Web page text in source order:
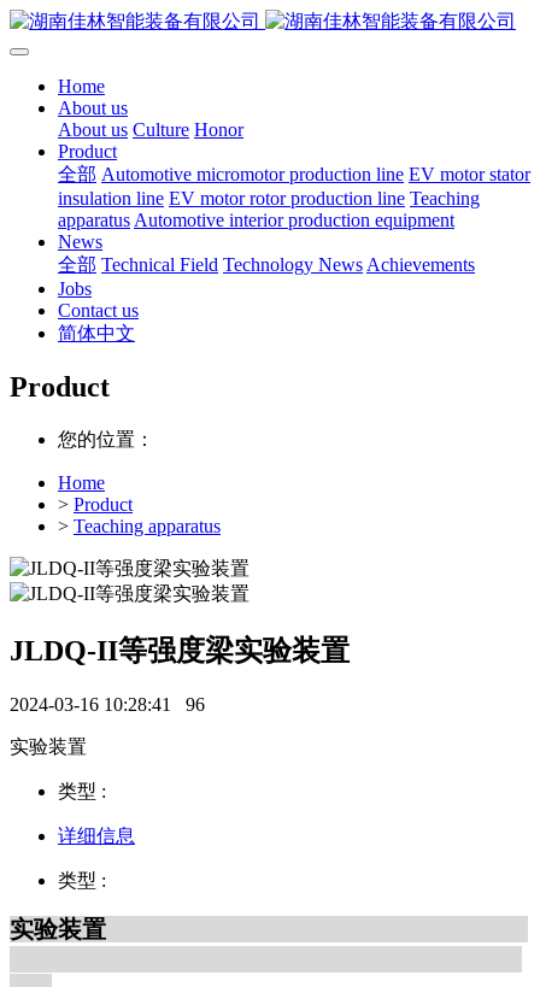
Home
About us
About us Culture Honor
Product
全部 Automotive micromotor production line EV motor stator
insulation line EV motor rotor production line Teaching
apparatus Automotive interior production equipment
News
全部 Technical Field Technology News Achievements
Jobs
Contact us
简体中文
Product
您的位置：
Home
> Product
> Teaching apparatus
JLDQ-II等强度梁实验装置
2024-03-16 10:28:41 96
实验装置
类型 :
详细信息
类型 :
实验装置